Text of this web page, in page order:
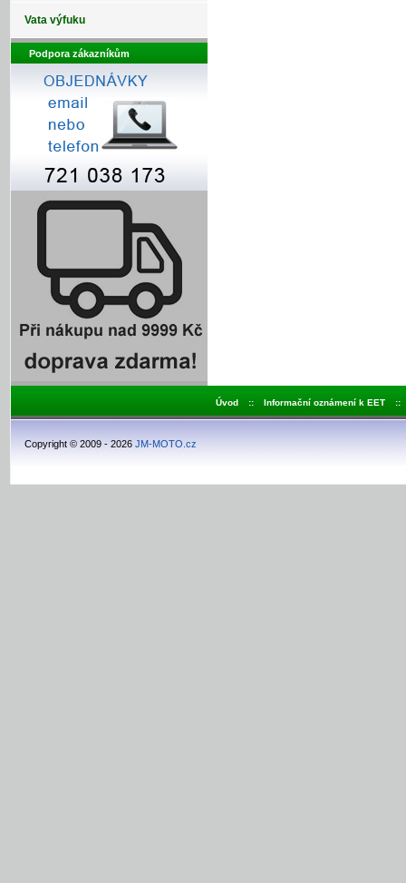
Vata výfuku
Podpora zákazníkům
Úvod :: Informační oznámení k EET ::
Copyright © 2009 - 2026 JM-MOTO.cz